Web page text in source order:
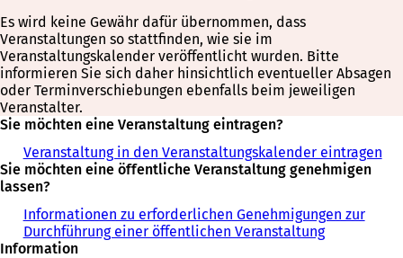
Es wird keine Gewähr dafür übernommen, dass
Veranstaltungen so stattfinden, wie sie im
Veranstaltungskalender veröffentlicht wurden. Bitte
informieren Sie sich daher hinsichtlich eventueller Absagen
oder Terminverschiebungen ebenfalls beim jeweiligen
Veranstalter.
Sie möchten eine Veranstaltung eintragen?
Veranstaltung in den Veranstaltungskalender eintragen
Sie möchten eine öffentliche Veranstaltung genehmigen
lassen?
Informationen zu erforderlichen Genehmigungen zur
Durchführung einer öffentlichen Veranstaltung
Information